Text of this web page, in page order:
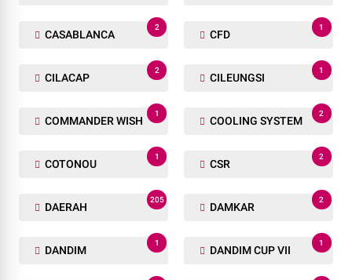
CASABLANCA
2
CFD
1
CILACAP
2
CILEUNGSI
1
COMMANDER WISH
1
COOLING SYSTEM
2
COTONOU
1
CSR
2
DAERAH
205
DAMKAR
2
DANDIM
1
DANDIM CUP VII
1